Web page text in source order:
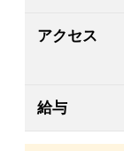
アクセス
給与